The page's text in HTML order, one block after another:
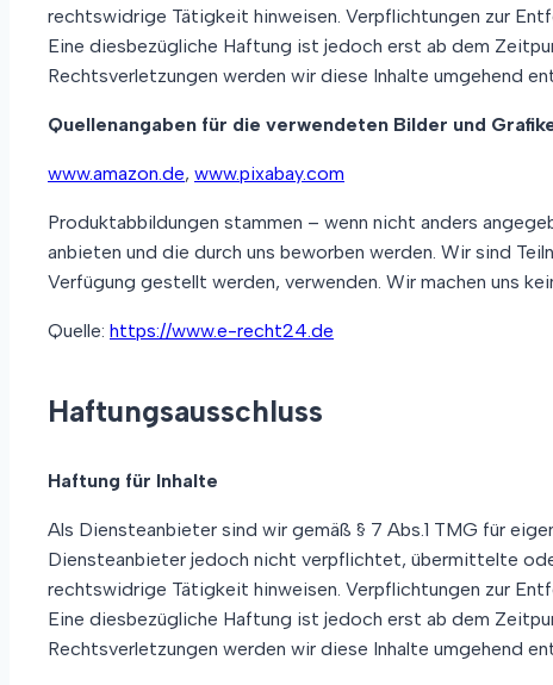
rechtswidrige Tätigkeit hinweisen. Verpflichtungen zur
Eine diesbezügliche Haftung ist jedoch erst ab dem
Rechtsverletzungen werden wir diese Inhalte umgehend
Quellenangaben für die verwendeten Bilder und
www.amazon.de, www.pixabay.com
Produktabbildungen stammen – wenn nicht anders
anbieten und die durch uns beworben werden. Wir sind
Verfügung gestellt werden, verwenden. Wir machen uns
Quelle: https://www.e-recht24.de
Haftungsausschluss
Haftung für Inhalte
Als Diensteanbieter sind wir gemäß § 7 Abs.1 TMG für
Diensteanbieter jedoch nicht verpflichtet, übermittelte
rechtswidrige Tätigkeit hinweisen. Verpflichtungen zur
Eine diesbezügliche Haftung ist jedoch erst ab dem
Rechtsverletzungen werden wir diese Inhalte umgehend